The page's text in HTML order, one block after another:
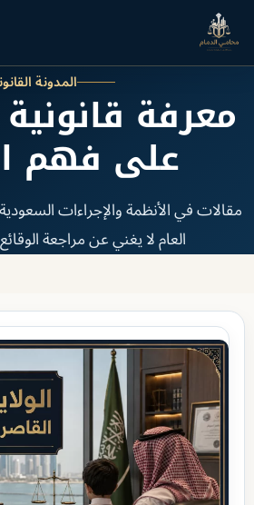
تخطى
إلى
المحتوى
المدونة
معرفة
على فهم
مقالات في الأنظمة والإجراءات
العام لا يغني عن مراجعة